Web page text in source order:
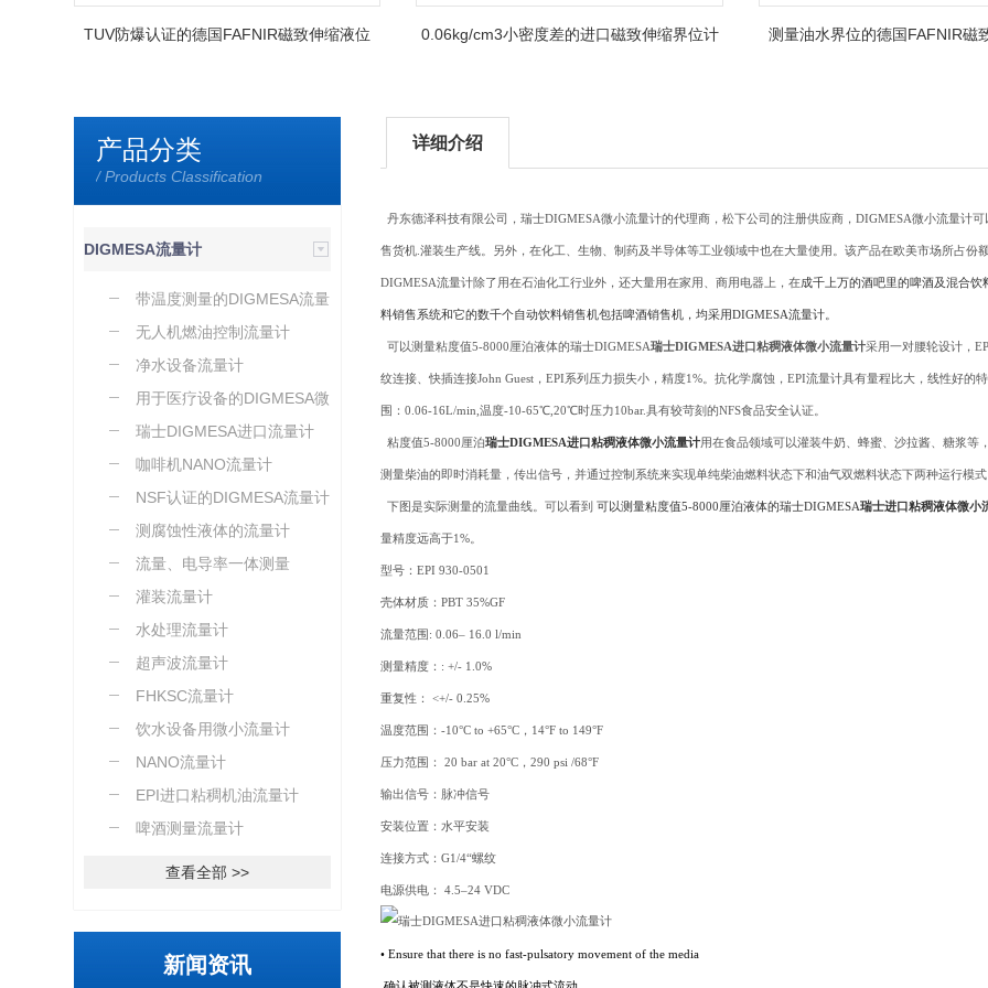
TUV防爆认证的德国FAFNIR磁致伸缩液位
0.06kg/cm3小密度差的进口磁致伸缩界位计
测量油水界位的德国FAFNIR磁
产品分类
/ Products Classification
DIGMESA流量计
带温度测量的DIGMESA流量
计
无人机燃油控制流量计
净水设备流量计
用于医疗设备的DIGMESA微
小流量计
瑞士DIGMESA进口流量计
咖啡机NANO流量计
NSF认证的DIGMESA流量计
测腐蚀性液体的流量计
流量、电导率一体测量
灌装流量计
水处理流量计
超声波流量计
FHKSC流量计
饮水设备用微小流量计
NANO流量计
EPI进口粘稠机油流量计
啤酒测量流量计
查看全部 >>
新闻资讯
详细介绍
丹东德泽科技有限公司，瑞士DIGMESA微小流量计的代理商，松下公司的注册供应商，DIGMESA微小流量计
售货机.灌装生产线。另外，在化工、生物、制药及半导体等工业领域中也在大量使用。该产品在欧美市场所占份
DIGMESA流量计除了用在石油化工行业外，还大量用在家用、商用电器上，在成千上万的酒吧里的啤酒及混合
料销售系统和它的数千个自动饮料销售机包括啤酒销售机，均采用DIGMESA流量计。
可以测量粘度值5-8000厘泊液体的瑞士DIGMESA瑞士DIGMESA进口粘稠液体微小流量计采用一对腰轮设计，
纹连接、快插连接John Guest，EPI系列压力损失小，精度1%。抗化学腐蚀，EPI流量计具有量程比大，线性好
围：0.06-16L/min,温度-10-65℃,20℃时压力10bar.具有较苛刻的NFS食品安全认证。
粘度值5-8000厘泊瑞士DIGMESA进口粘稠液体微小流量计用在食品领域可以灌装牛奶、蜂蜜、沙拉酱、糖浆
测量柴油的即时消耗量，传出信号，并通过控制系统来实现单纯柴油燃料状态下和油气双燃料状态下两种运行模
下图是实际测量的流量曲线。可以看到 可以测量粘度值5-8000厘泊液体的瑞士DIGMESA瑞士进口粘稠液体微小
量精度远高于1%。
型号：EPI 930-0501
壳体材质：PBT 35%GF
流量范围: 0.06– 16.0 l/min
测量精度：: +/- 1.0%
重复性： <+/- 0.25%
温度范围：-10°C to +65°C，14°F to 149°F
压力范围： 20 bar at 20°C，290 psi /68°F
输出信号：脉冲信号
安装位置：水平安装
连接方式：G1/4“螺纹
电源供电： 4.5–24 VDC
• Ensure that there is no fast-pulsatory movement of the media